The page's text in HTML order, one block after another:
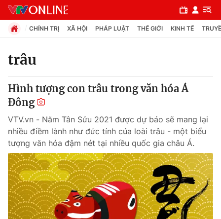
Chuyên mục
Chính trị
Xã hội
Pháp luật
Y tế
Thế giới
CHÍNH TRỊ XÃ HỘI PHÁP LUẬT THẾ GIỚI KINH TẾ
trâu
Hình tượng con trâu trong văn hóa Á
Đông
VTV.vn - Năm Tân Sửu 2021 được dự báo sẽ mang lại
nhiều điềm lành như đức tính của loài trâu - một biểu
tượng văn hóa đậm nét tại nhiều quốc gia châu Á.